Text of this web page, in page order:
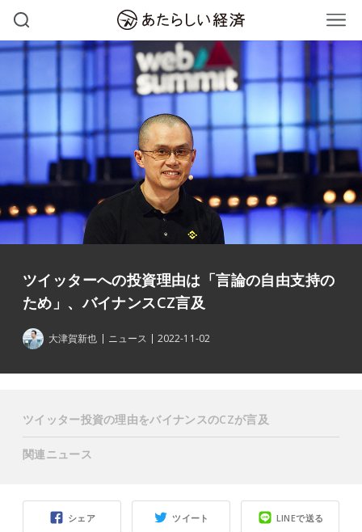
ツイッターへの投資理由は「言論の自由支持の
ため」、バイナンスCZ言及
大津賀新也 ニュース 2022-11-02
シェア ツイート LINEで送る
ツイッター投資の理由をバイナンスのCZが言及
関連ニュース